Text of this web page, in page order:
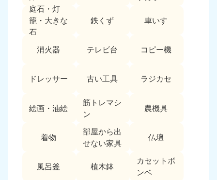
庭石・灯
籠・大きな
石
鉄くず 車いす
消火器 テレビ台 コピー機
ドレッサー 古い工具 ラジカセ
絵画・油絵
筋トレマシ
ン
農機具
着物
部屋から出
せない家具
仏壇
風呂釜 植木鉢
カセットボ
ンベ
9:00〜19:00 年中無休
九州・沖縄
福岡県
050-1880-9895
佐賀県
050-1880-9894
050-1880-9891
9:00〜19:00 年中無休
050-1880-9889
9:00〜19:00 年中無休
大分県
050-1880-9893
宮崎県
050-1880-9890
沖縄県